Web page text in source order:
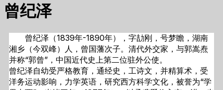
曾纪泽
曾纪泽（1839年-1890年），字劼刚，号梦瞻，湖南
湘乡（今双峰）人，曾国藩次子。清代外交家，与郭嵩焘
并称“郭曾”，中国近代史上第二位驻外公使。
曾纪泽自幼受严格教育，通经史，工诗文，并精算术，受
洋务运动影响，力学英语，研究西方科学文化，被誉为“学